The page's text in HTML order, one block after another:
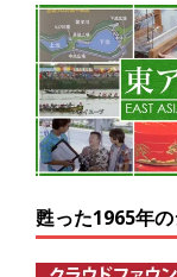
甦った1965年